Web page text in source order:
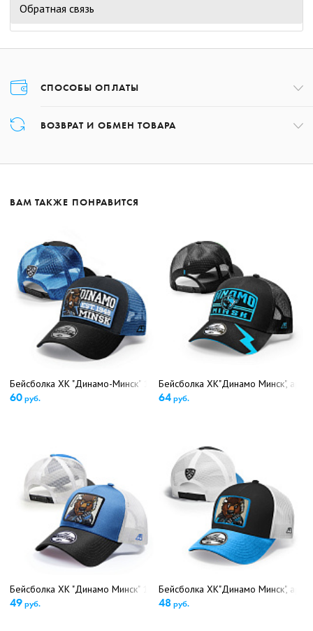
Обратная связь
СПОСОБЫ ОПЛАТЫ
заказа.
Подробнее об оплате
ВОЗВРАТ И ОБМЕН ТОВАРА
получения заказа, обратившись по номеру +375 17 227-01-97 либо,
ВАМ ТАКЖЕ ПОНРАВИТСЯ
Бейсболка ХК "Динамо-Минск" 13257 (5214/5216)
60руб.
Бейсболка ХК"Динамо Минск",
64 руб.
Бейсболка ХК "Динамо Минск" 13130 (5220)
49руб.
Бейсболка ХК"Динамо Минск",
48 руб.